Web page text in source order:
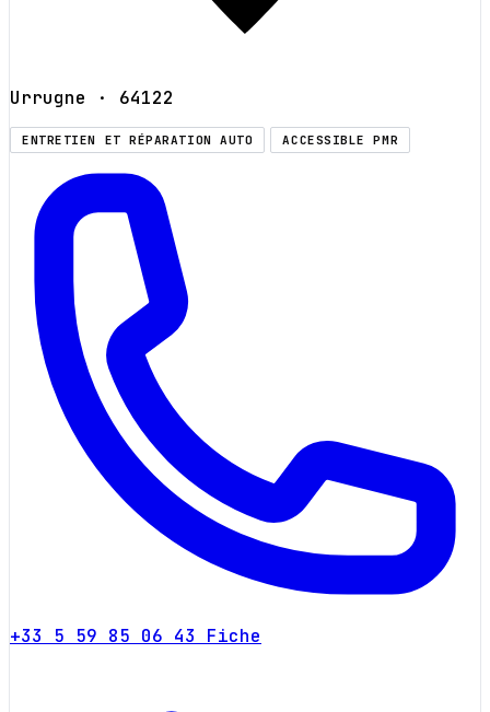
Urrugne · 64122
ENTRETIEN ET RÉPARATION AUTO ACCESSIBLE PMR
+33 5 59 85 06 43 Fiche